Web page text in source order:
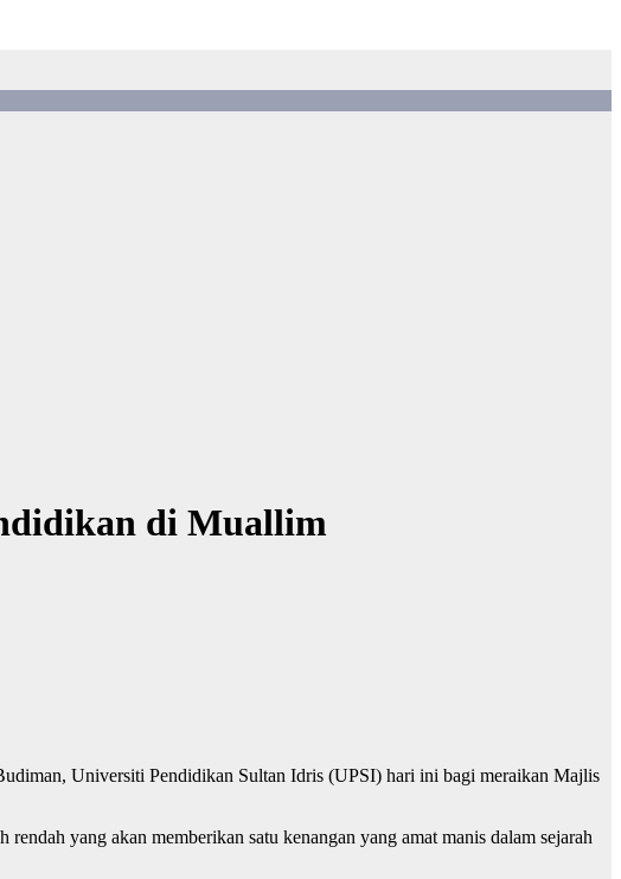
di Muallim
Universiti Pendidikan Sultan Idris (UPSI) hari ini bagi meraikan Majlis
yang akan memberikan satu kenangan yang amat manis dalam sejarah